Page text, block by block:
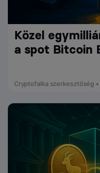
Közel
a spot Bitcoin
Cryptofalka szerkesztőség